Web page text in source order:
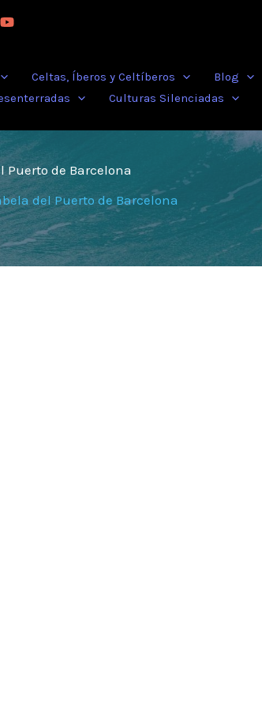
Celtas, Íberos y Celtíberos Blog
Culturas Silenciadas
Puerto de Barcelona
del Puerto de Barcelona